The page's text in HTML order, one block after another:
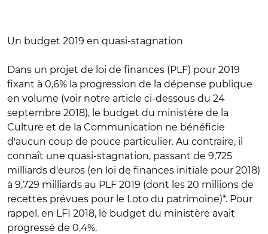
Un budget 2019 en quasi-stagnation
Dans un projet de loi de finances (PLF) pour 2019
fixant à 0,6% la progression de la dépense publique
en volume (voir notre article ci-dessous du 24
septembre 2018), le budget du ministère de la
Culture et de la Communication ne bénéficie
d'aucun coup de pouce particulier. Au contraire, il
connaît une quasi-stagnation, passant de 9,725
milliards d'euros (en loi de finances initiale pour 2018)
à 9,729 milliards au PLF 2019 (dont les 20 millions de
recettes prévues pour le Loto du patrimoine)*. Pour
rappel, en LFI 2018, le budget du ministère avait
progressé de 0,4%.